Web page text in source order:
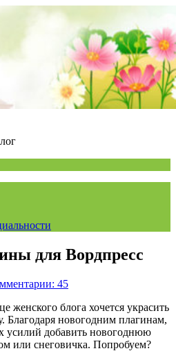
для Вордпресс
45
женского блога хочется украсить
Благодаря новогодним плагинам,
усилий добавить новогоднюю
или снеговичка. Попробуем?